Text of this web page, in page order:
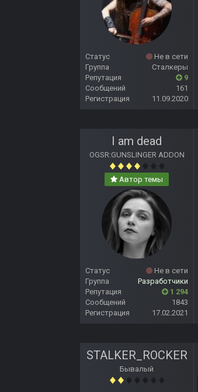
Статус
Не в сети
Группа
Сталкеры
Репутация
9
Сообщений
161
Регистрация
11.09.2020
I am dead
OGSR:GUNSLINGER ADDON
Автор темы
Статус
Не в сети
Группа
Разработчики
Репутация
1 294
Сообщений
1843
Регистрация
17.02.2021
STALKER_ROCKER
Бывалый